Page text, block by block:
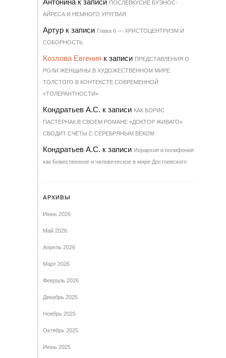
Антонина к записи ПОСЛЕВКУСИЕ БУЭНОС-
АЙРЕСА И НЕМНОГО УРУГВАЯ
Артур к записи Гла­ва 6 — ХРИ­С­ТО­ЦЕН­Т­РИЗМ И
СО­БОР­НОСТЬ
Козлова Евгения к записи ПРЕДСТАВЛЕНИЯ О
РОЛИ ЖЕНЩИНЫ В ХУДОЖЕСТВЕННОМ МИРЕ
ТОЛСТОГО В КОНТЕКСТЕ СОВРЕМЕННОЙ
«ТОЛЕРАНТНОСТИ»
Кондратьев А.С. к записи КАК БОРИС
ПАСТЕРНАК В СВОЕМ РОМАНЕ «ДОКТОР ЖИВАГО»
СВОДИТ СЧЁТЫ С СЕРЕБРЯНЫМ ВЕКОМ
Кондратьев А.С. к записи Иерархия и полифония
как Божественное и человеческое в мире Достоевского
АРХИВЫ
Июнь 2026
Май 2026
Апрель 2026
Март 2026
Февраль 2026
Декабрь 2025
Ноябрь 2025
Октябрь 2025
Июнь 2025